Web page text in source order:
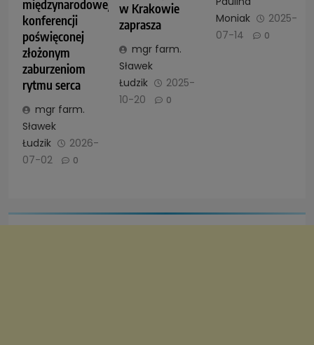
międzynarodowej
konferencji
poświęconej
złożonym
zaburzeniom
rytmu serca
mgr farm.
Sławek
Łudzik
2026-
07-02
0
w Krakowie
zaprasza
mgr farm.
Sławek
Łudzik
2025-
10-20
0
Moniak
2025-
07-14
0